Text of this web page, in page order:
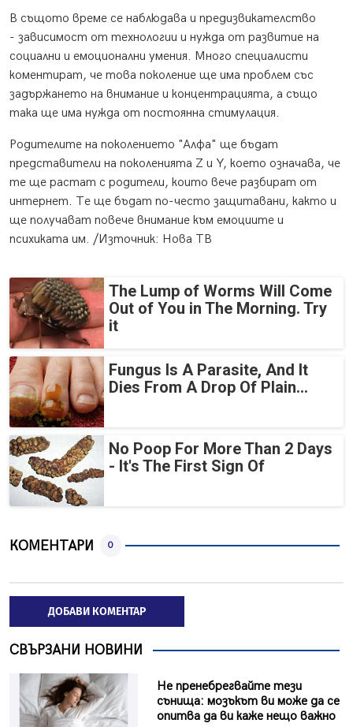
В същото време се наблюдава и предизвикателство
- зависимост от технологии и нужда от развитие на
социални и емоционални умения. Много специалисти
коментират, че това поколение ще има проблем със
задържането на внимание и концентрацията, а също
така ще има нужда от постоянна стимулация.
Родителите на поколението "Алфа" ще бъдат
представители на поколенията Z и Y, което означава, че
те ще растат с родители, които вече разбират от
интернет. Те ще бъдат по-често защитавани, както и
ще получават повече внимание към емоциите и
психиката им. /Източник: Нова ТВ
The Lump of Worms Will Come
Out of You in The Morning. Try
it
Fungus Is A Parasite, And It
Dies From A Drop Of Plain...
No Poop For More Than 2 Days
- It's The First Sign Of
КОМЕНТАРИ 0
ДОБАВИ КОМЕНТАР
СВЪРЗАНИ НОВИНИ
Не пренебрегвайте тези
сънища: мозъкът ви може да се
опитва да ви каже нещо важно